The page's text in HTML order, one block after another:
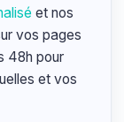
et nos
vos pages
48h pour
et vos